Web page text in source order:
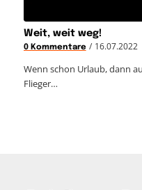
Weit, weit weg!
0 Kommentare / 16.07.2022
Wenn schon Urlaub, dann
Flieger…